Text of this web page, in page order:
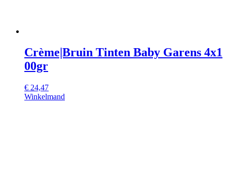
Crème|Bruin Tinten Baby Garens 4x1
00gr
€ 24,47
Winkelmand